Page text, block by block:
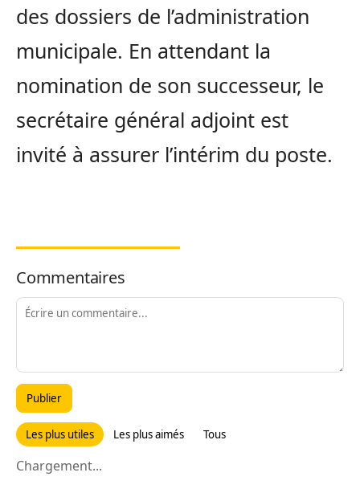
des dossiers de l’administration
municipale. En attendant la
nomination de son successeur, le
secrétaire général adjoint est
invité à assurer l’intérim du poste.
Commentaires
Publier
Les plus utiles Les plus aimés Tous
Chargement...